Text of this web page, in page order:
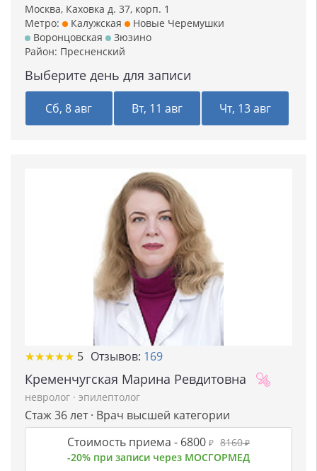
Москва, Каховка д. 37, корп. 1
Метро:
Калужская
Новые Черемушки
Воронцовская
Зюзино
Район: Пресненский
Выберите день для записи
Сб, 8 авг Вт, 11 авг Чт, 13 авг
★★★★★
★★★★★ 5 Отзывов: 169
Кременчугская Марина Ревдитовна
невролог · эпилептолог
Стаж 36 лет · Врач высшей категории
Стоимость приема - 6800 ₽ 8160₽
-20% при записи через МОСГОРМЕД